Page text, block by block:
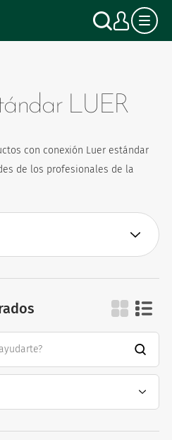
Buscar
Mi
LUER
con conexión Luer estándar
de los profesionales de la
gama estándar luer